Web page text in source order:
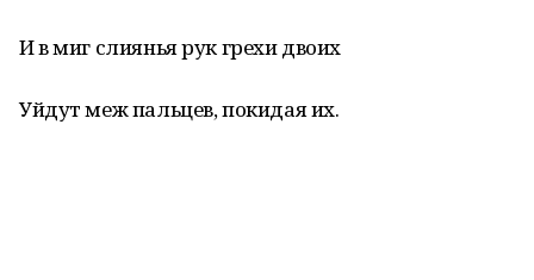
И в миг слиянья рук грехи двоих
Уйдут меж пальцев, покидая их.